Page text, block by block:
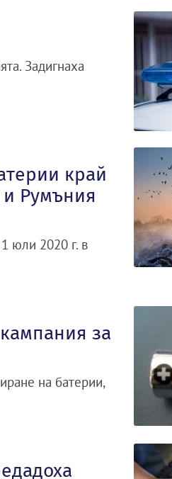
Задигнаха
край
Румъния
юли 2020 г. в
за
на батерии,